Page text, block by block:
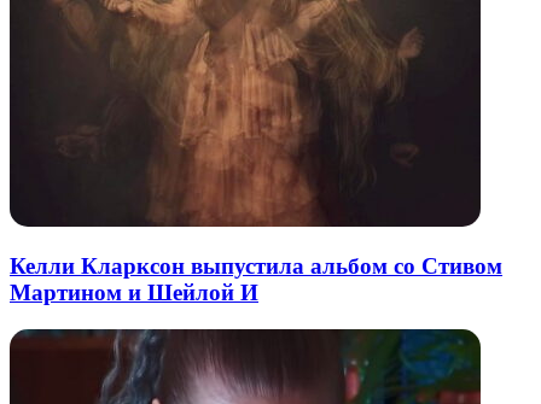
Келли Кларксон выпустила альбом со Стивом
Мартином и Шейлой И